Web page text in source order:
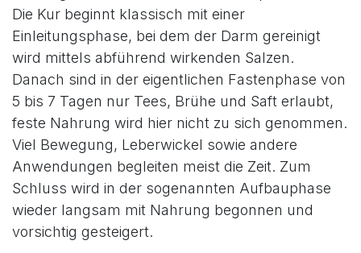
Die Kur beginnt klassisch mit einer
Einleitungsphase, bei dem der Darm gereinigt
wird mittels abführend wirkenden Salzen.
Danach sind in der eigentlichen Fastenphase von
5 bis 7 Tagen nur Tees, Brühe und Saft erlaubt,
feste Nahrung wird hier nicht zu sich genommen.
Viel Bewegung, Leberwickel sowie andere
Anwendungen begleiten meist die Zeit. Zum
Schluss wird in der sogenannten Aufbauphase
wieder langsam mit Nahrung begonnen und
vorsichtig gesteigert.